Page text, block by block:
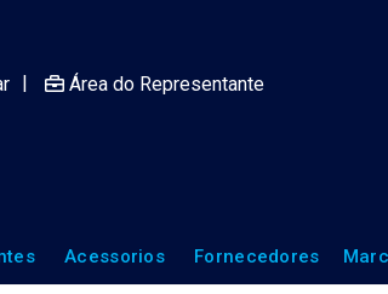
| Área do Representante
Acessorios Fornecedores